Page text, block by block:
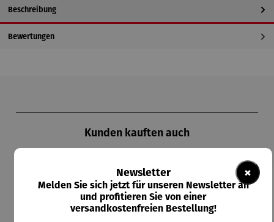
Beschreibung
Bewertungen
Kunden kauften auch
×
Newsletter
Melden Sie sich jetzt für unseren Newsletter an
und profitieren Sie von einer
versandkostenfreien Bestellung!